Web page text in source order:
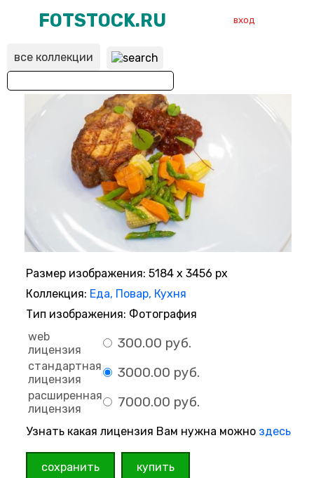
FOTSTOCK.RU
ВХОД
РЕГИСТРАЦИЯ
вход
все коллекции
Размер изображения: 5184 x 3456 px
Коллекция: Еда, Повар, Кухня
Тип изображения: Фотография
web
лицензия
300.00 руб.
стандартная
лицензия
3000.00 руб.
расширенная
лицензия
7000.00 руб.
Узнать какая лицензия Вам нужна можно здесь
сохранить купить